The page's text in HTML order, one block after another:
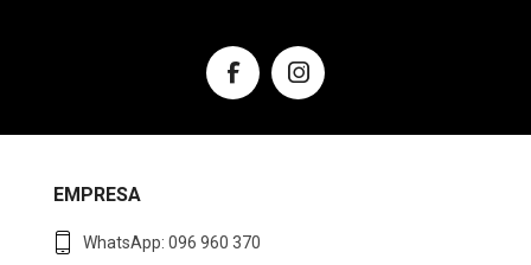
EMPRESA
WhatsApp: 096 960 370